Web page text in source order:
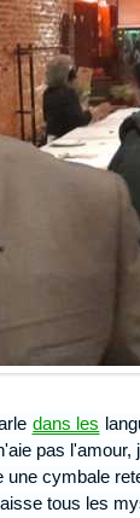
dans les
pas
une cymbale
tous les